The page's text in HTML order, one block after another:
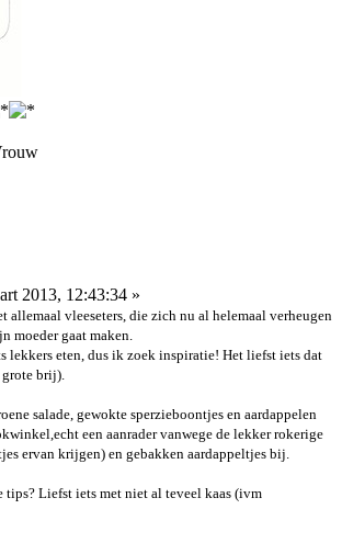
2013, 12:43:34 »
allemaal vleeseters, die zich nu al helemaal verheugen
moeder gaat maken.
eten, dus ik zoek inspiratie! Het liefst iets dat
grote brij).
salade, gewokte sperzieboontjes en aardappelen
een aanrader vanwege de lekker rokerige
ervan krijgen) en gebakken aardappeltjes bij.
Liefst iets met niet al teveel kaas (ivm